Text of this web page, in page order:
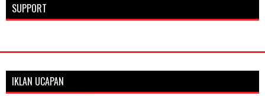
SUPPORT
IKLAN UCAPAN